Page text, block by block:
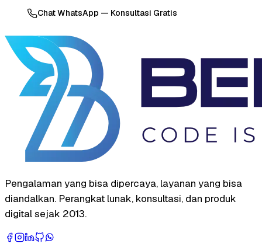
Chat WhatsApp — Konsultasi Gratis
Pengalaman yang bisa dipercaya, layanan yang bisa
diandalkan. Perangkat lunak, konsultasi, dan produk
digital sejak 2013.